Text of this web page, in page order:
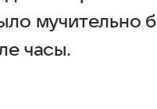
мучительно
часы.